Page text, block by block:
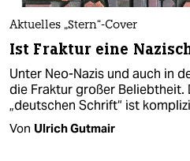
Aktuelles „Stern“-Cover
Ist Fraktur eine
Unter Neo-Nazis und auch in
die Fraktur großer Beliebtheit.
„deutschen Schrift“ ist
Von Ulrich Gutmair